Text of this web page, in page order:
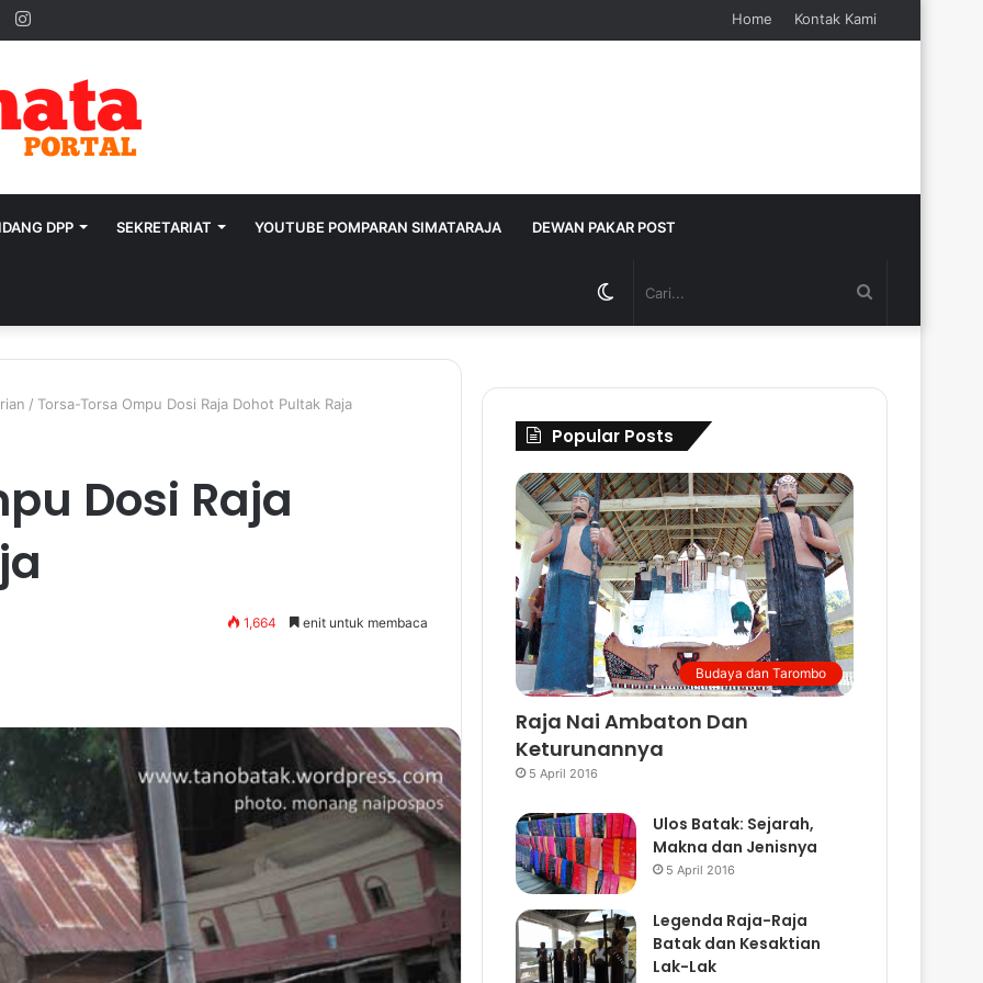
YouTube Home Kontak Kami
DPP SEKRETARIAT YOUTUBE POMPARAN SIMATARAJA DEWAN PAKAR POST
Switch
/ Torsa-Torsa Ompu Dosi Raja Dohot Pultak Raja
Dosi Raja
1,664 enit untuk membaca
Popular Posts
Budaya dan Tarombo
Raja Nai Ambaton Dan
Keturunannya
5 April 2016
Ulos Batak: Sejarah,
Makna dan Jenisnya
5 April 2016
Legenda Raja-Raja
Batak dan Kesaktian
Lak-Lak